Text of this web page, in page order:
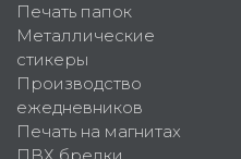
Печать папок
Металлические
стикеры
Производство
ежедневников
Печать на магнитах